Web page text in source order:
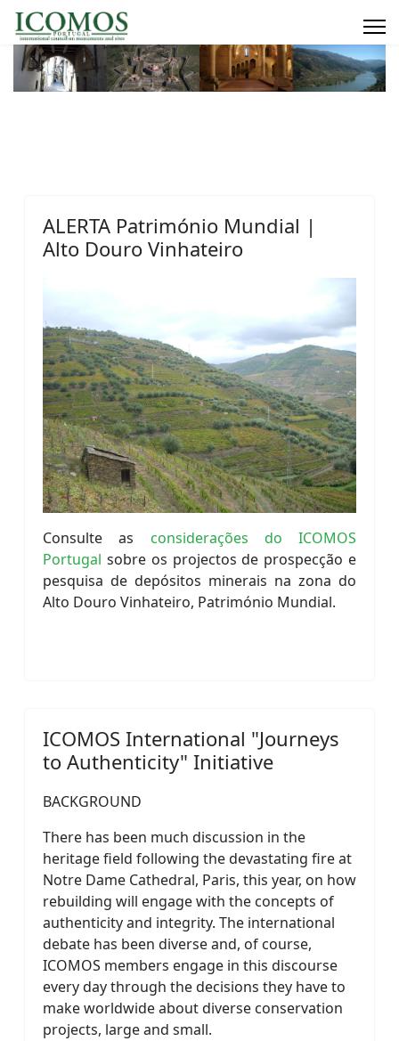
ALERTA Património Mundial |
Alto Douro Vinhateiro
Consulte as considerações do ICOMOS
Portugal sobre os projectos de prospecção e
pesquisa de depósitos minerais na zona do
Alto Douro Vinhateiro, Património Mundial.
ICOMOS International "Journeys
to Authenticity" Initiative
BACKGROUND
There has been much discussion in the
heritage field following the devastating fire at
Notre Dame Cathedral, Paris, this year, on how
rebuilding will engage with the concepts of
authenticity and integrity. The international
debate has been diverse and, of course,
ICOMOS members engage in this discourse
every day through the decisions they have to
make worldwide about diverse conservation
projects, large and small.